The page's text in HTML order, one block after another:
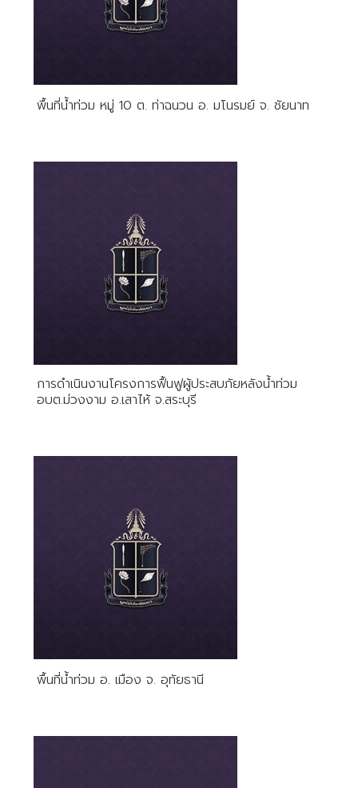
พื้นที่น้ำท่วม หมู่ 10 ต. ท่าฉนวน อ. มโนรมย์ จ. ชัยนาท
การดำเนินงานโครงการฟื้นฟูผู้ประสบภัยหลังน้ำท่วม
อบต.ม่วงงาม อ.เสาไห้ จ.สระบุรี
พื้นที่น้ำท่วม อ. เมือง จ. อุทัยธานี